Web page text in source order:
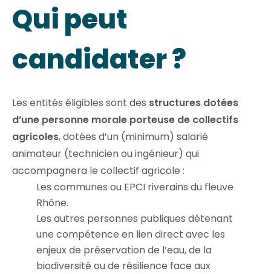
Qui peut
candidater ?
Les entités éligibles sont des structures dotées
d’une personne morale porteuse de collectifs
agricoles, dotées d’un (minimum) salarié
animateur (technicien ou ingénieur) qui
accompagnera le collectif agricole :
Les communes ou EPCI riverains du fleuve
Rhône.
Les autres personnes publiques détenant
une compétence en lien direct avec les
enjeux de préservation de l’eau, de la
biodiversité ou de résilience face aux